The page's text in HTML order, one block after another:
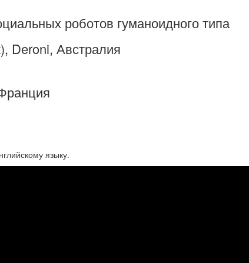
роботов гуманоидного типа
Deroni, Австралия
языку.